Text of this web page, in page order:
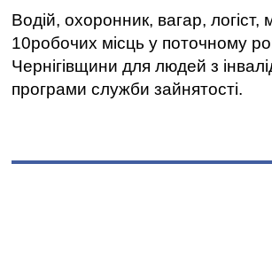
Водій, охоронник, вагар,
10робочих місць у поточному
Чернігівщини для людей з
програми служби зайнятості.